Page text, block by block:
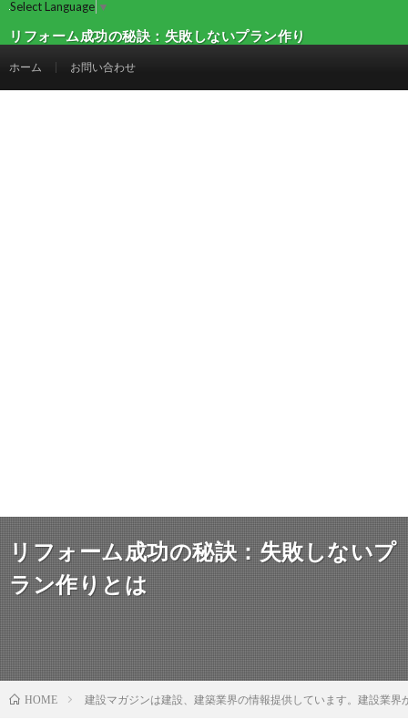
Select Language ▼
リフォーム成功の秘訣：失敗しないプラン作り
ホーム お問い合わせ
リフォーム成功の秘訣：失敗しないプ
ラン作りとは
HOME 建設マガジンは建設、建築業界の情報提供しています。建設業